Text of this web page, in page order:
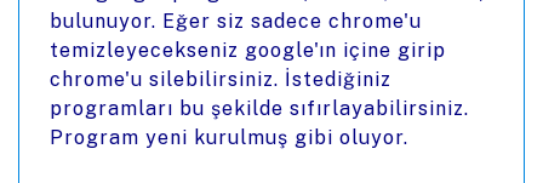
bulunuyor. Eğer siz sadece chrome'u
temizleyecekseniz google'ın içine girip
chrome'u silebilirsiniz. İstediğiniz
programları bu şekilde sıfırlayabilirsiniz.
Program yeni kurulmuş gibi oluyor.